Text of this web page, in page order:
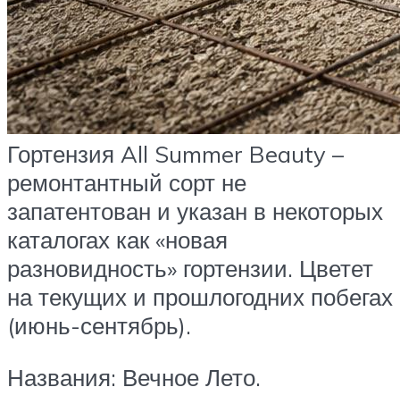
Гортензия All Summer Beauty –
ремонтантный сорт не
запатентован и указан в некоторых
каталогах как «новая
разновидность» гортензии. Цветет
на текущих и прошлогодних побегах
(июнь-сентябрь).
Названия: Вечное Лето.